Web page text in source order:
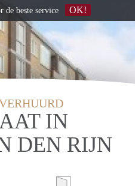
IN
DEN RIJN
de beste service OK!